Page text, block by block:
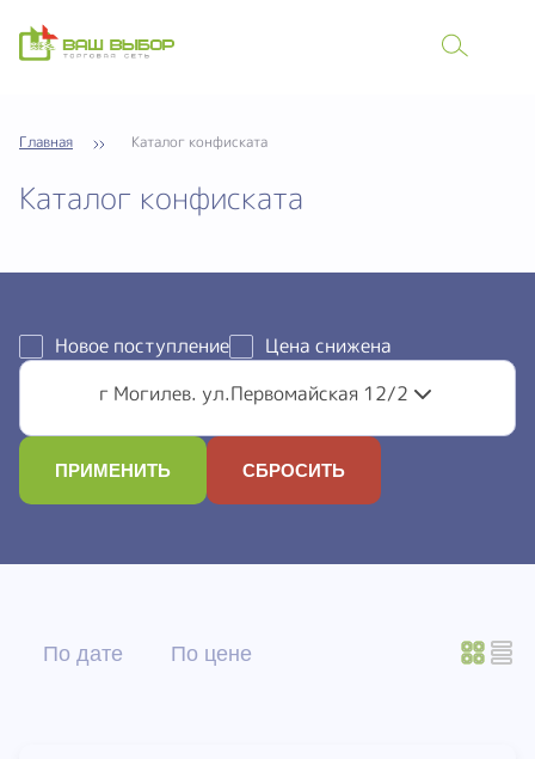
Главная Каталог конфиската
Каталог конфиската
Новое поступление
Цена снижена
г Могилев. ул.Первомайская 12/2
По дате По цене